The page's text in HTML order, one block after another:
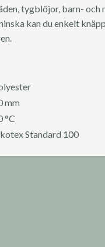
tygblöjor, barn- och
kan du enkelt
mm
°C
Standard 100